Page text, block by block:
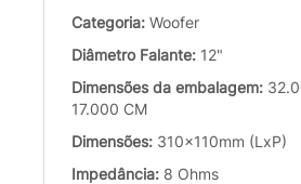
Categoria: Woofer
Diâmetro Falante: 12"
Dimensões da embalagem:
17.000 CM
Dimensões: 310x110mm (LxP)
Impedância: 8 Ohms